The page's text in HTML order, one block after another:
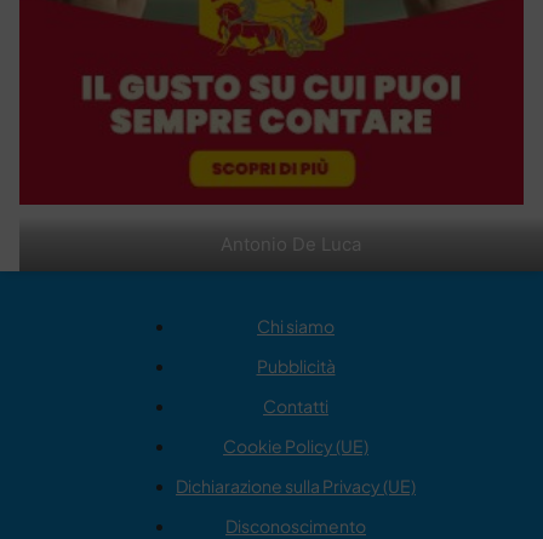
Antonio De Luca
Chi siamo
Pubblicità
Contatti
Cookie Policy (UE)
Dichiarazione sulla Privacy (UE)
Disconoscimento